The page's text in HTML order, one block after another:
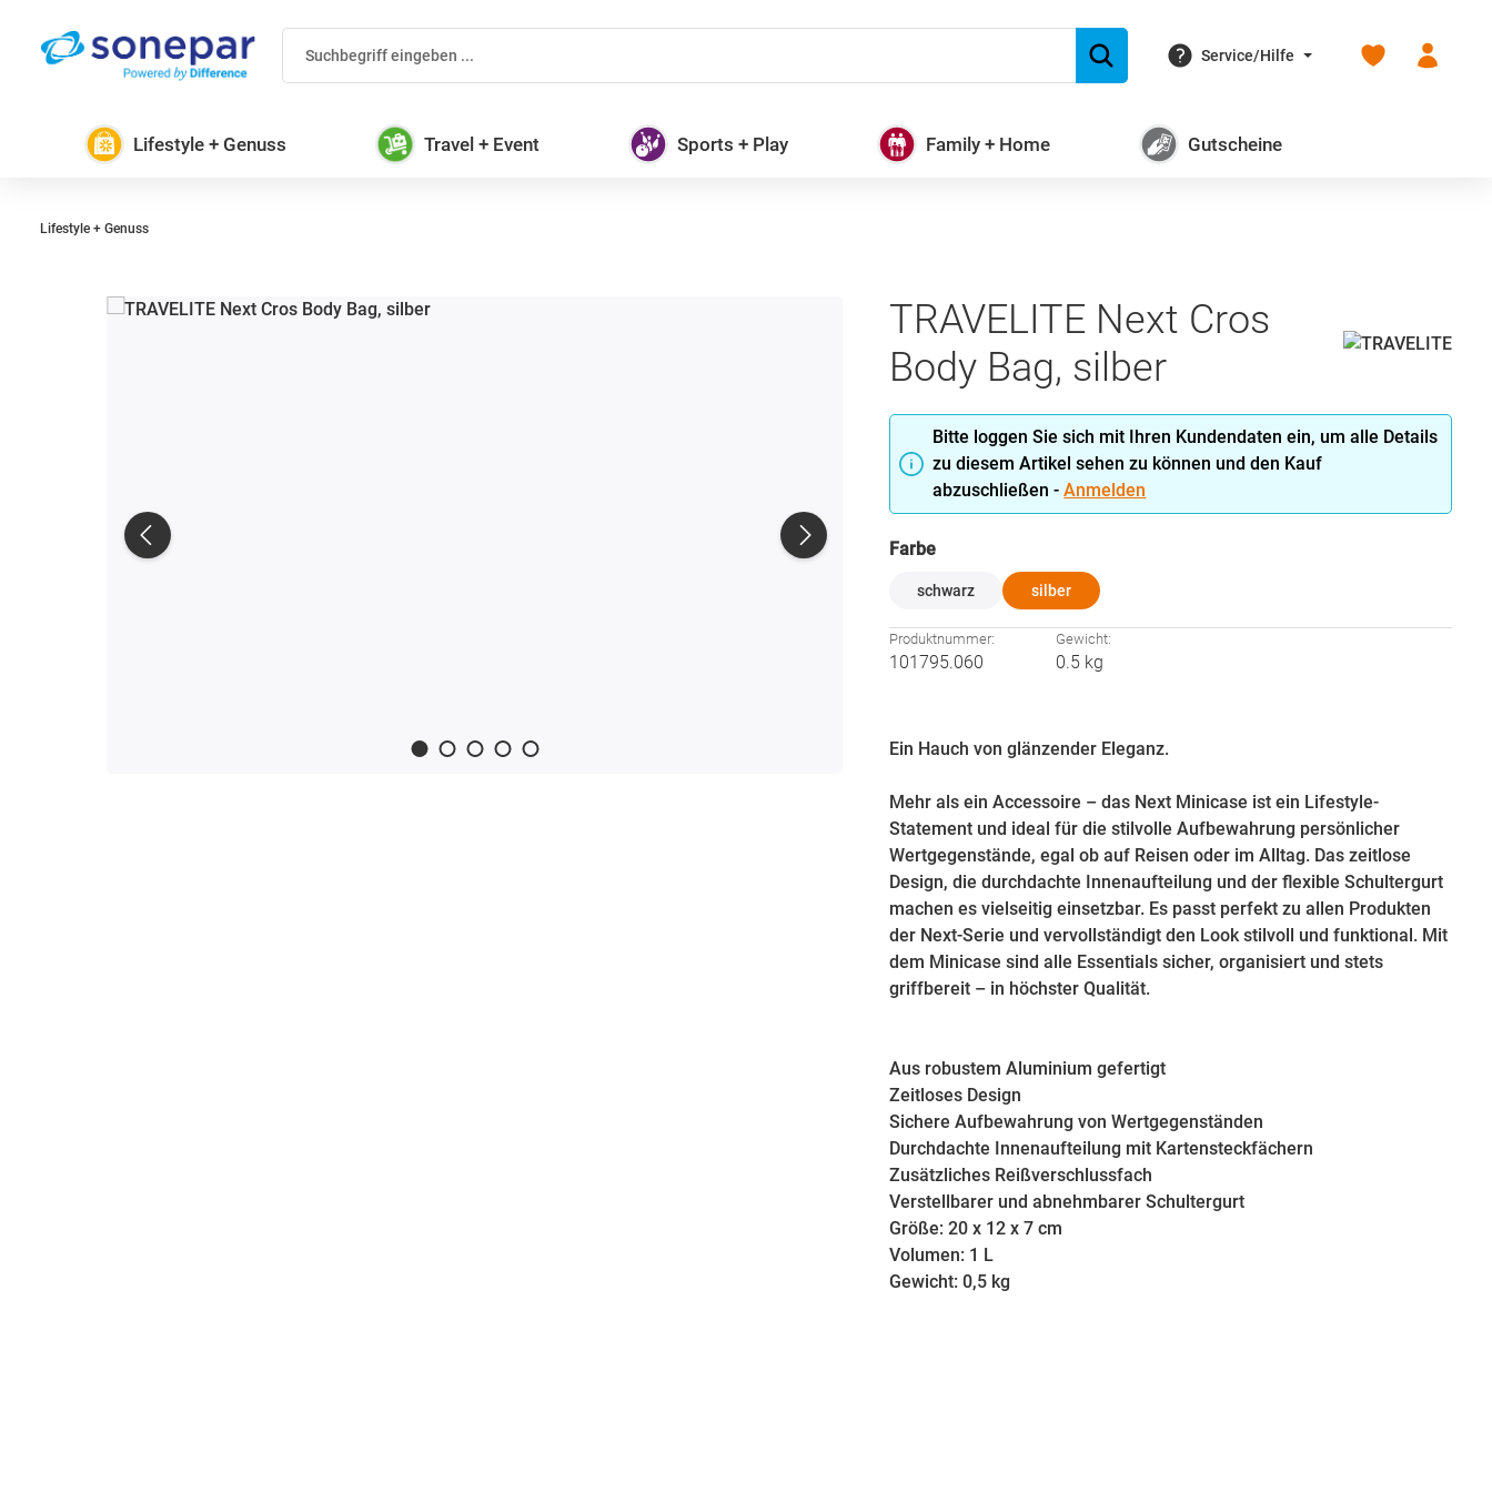
Hauptinhalt springen
Zur Suche springen
Zur Hauptnavigation springen
Service/Hilfe
Du hast 0
Lifestyle + Genuss Travel + Event Sports + Play Family + Home Gutscheine
Lifestyle + Genuss
TRAVELITE Next Cros
Body Bag, silber
Bitte loggen Sie sich mit Ihren Kundendaten ein, um alle Details
zu diesem Artikel sehen zu können und den Kauf
abzuschließen -Anmelden
Farbeauswählen
schwarz silber
Produktnummer:
101795.060
Gewicht:
0.5 kg
Ein Hauch von glänzender Eleganz.
Mehr als ein Accessoire – das Next Minicase ist ein Lifestyle-
Statement und ideal für die stilvolle Aufbewahrung persönlicher
Wertgegenstände, egal ob auf Reisen oder im Alltag. Das zeitlose
Design, die durchdachte Innenaufteilung und der flexible Schultergurt
machen es vielseitig einsetzbar. Es passt perfekt zu allen Produkten
der Next-Serie und vervollständigt den Look stilvoll und funktional. Mit
dem Minicase sind alle Essentials sicher, organisiert und stets
griffbereit – in höchster Qualität.
Aus robustem Aluminium gefertigt
Zeitloses Design
Sichere Aufbewahrung von Wertgegenständen
Durchdachte Innenaufteilung mit Kartensteckfächern
Zusätzliches Reißverschlussfach
Verstellbarer und abnehmbarer Schultergurt
Größe: 20 x 12 x 7 cm
Volumen: 1 L
Gewicht: 0,5 kg